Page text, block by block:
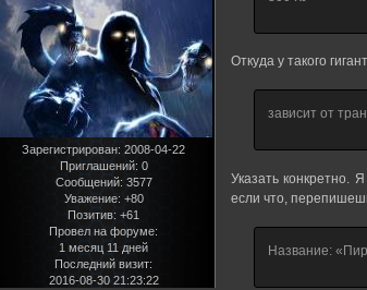
Зарегистрирован: 2008-04-22
Приглашений: 0
Сообщений: 3577
Уважение: +80
Позитив: +61
Провел на форуме:
1 месяц 11 дней
Последний визит:
2016-08-30 21:23:22
Откуда у такого
зависит от
Указать конкретно.
если что,
Название: